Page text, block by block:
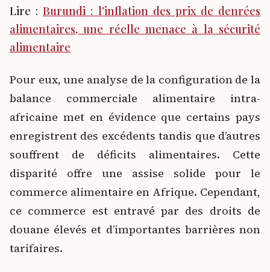
Lire :Burundi : l’inflation des prix de denrées
alimentaires, une réelle menace à la sécurité
alimentaire
Pour eux, une analyse de la configuration de la
balance commerciale alimentaire intra-
africaine met en évidence que certains pays
enregistrent des excédents tandis que d’autres
souffrent de déficits alimentaires. Cette
disparité offre une assise solide pour le
commerce alimentaire en Afrique. Cependant,
ce commerce est entravé par des droits de
douane élevés et d’importantes barrières non
tarifaires.